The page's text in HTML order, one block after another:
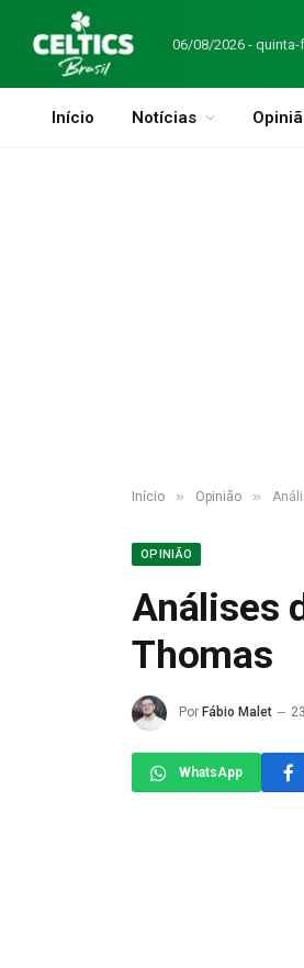
06/08/2026 - quinta-
Início Notícias
Início » Opinião »
OPINIÃO
Análises
Thomas
Por Fábio Malet
WhatsApp